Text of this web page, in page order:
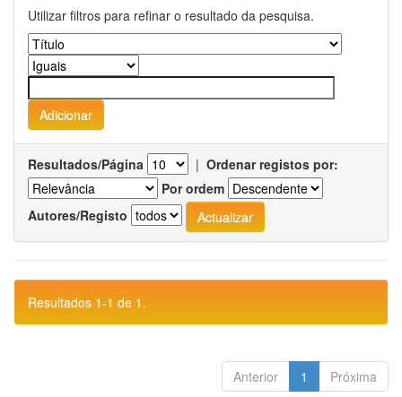
Utilizar filtros para refinar o resultado da pesquisa.
Resultados/Página | Ordenar registos por:
Por ordem
Autores/Registo
Resultados 1-1 de 1.
Anterior 1 Próxima